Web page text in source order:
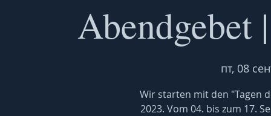
Abendgebet
пт, 08
Wir starten mit den "Tagen
2023. Vom 04. bis zum 17.